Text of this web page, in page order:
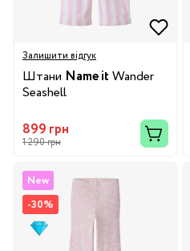
Залишити відгук
Штани Name it Wander
Seashell
899 грн
1 290 грн
New
-30%